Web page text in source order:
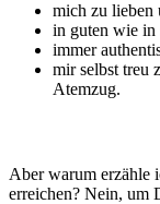
mich zu lieben
in guten wie in
immer
mir selbst treu
Atemzug.
Aber warum erzähle
erreichen? Nein, um